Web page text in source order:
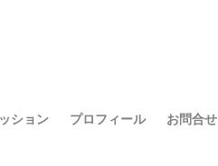
ション プロフィール お問合せ